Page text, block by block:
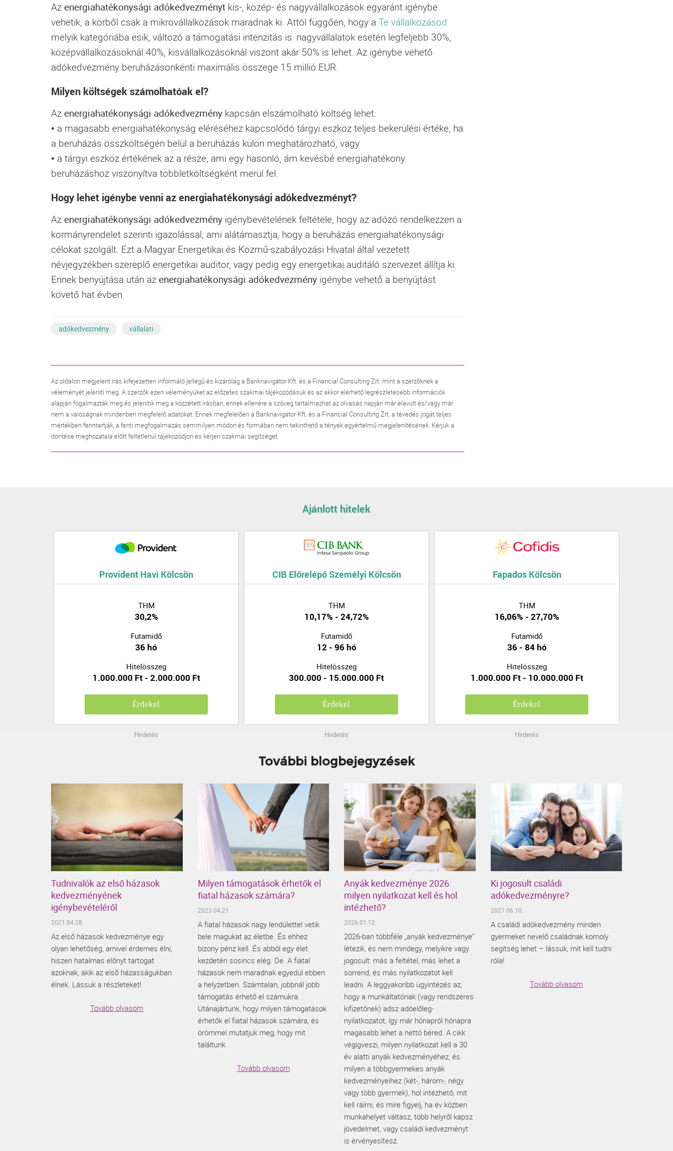
Azenergiahatékonysági adókedvezményt kis-, közép- és nagyvállalkozások egyaránt igénybe
vehetik, a körből csak a mikrovállalkozások maradnak ki. Attól függően, hogy a Te vállalkozásod
melyik kategóriába esik, változó a támogatási intenzitás is: nagyvállalatok esetén legfeljebb 30%,
középvállalkozásoknál 40%, kisvállalkozásoknál viszont akár 50% is lehet. Az igénybe vehető
adókedvezmény beruházásonkénti maximális összege 15 millió EUR.
Milyen költségek számolhatóak el?
Azenergiahatékonysági adókedvezmény kapcsán elszámolható költség lehet:
• a magasabb energiahatékonyság eléréséhez kapcsolódó tárgyi eszköz teljes bekerülési értéke, ha
a beruházás összköltségén belül a beruházás külön meghatározható, vagy
• a tárgyi eszköz értékének az a része, ami egy hasonló, ám kevésbé energiahatékony
beruházáshoz viszonyítva többletköltségként merül fel.
Hogy lehet igénybe venni az energiahatékonysági adókedvezményt?
Azenergiahatékonysági adókedvezmény igénybevételének feltétele, hogy az adózó rendelkezzen a
kormányrendelet szerinti igazolással, ami alátámasztja, hogy a beruházás energiahatékonysági
célokat szolgált. Ezt a Magyar Energetikai és Közmű-szabályozási Hivatal által vezetett
névjegyzékben szereplő energetikai auditor, vagy pedig egy energetikai auditáló szervezet állítja ki.
Ennek benyújtása után azenergiahatékonysági adókedvezmény igénybe vehető a benyújtást
követő hat évben.
adókedvezmény vállalati
Az oldalon megjelent írás kifejezetten informáló jellegű és kizárólag a Banknavigátor Kft. és a Financial Consulting Zrt. mint a szerzőknek a
véleményét jeleníti meg. A szerzők ezen véleményüket az előzetes szakmai tájékozódásuk és az akkor elérhető legrészletesebb információk
alapján fogalmazták meg és jelenítik meg a közzétett írásban, ennek ellenére a szöveg tartalmazhat az olvasás napján már elavult és/vagy már
nem a valóságnak mindenben megfelelő adatokat. Ennek megfelelően a Banknavigátor Kft. és a Financial Consulting Zrt. a tévedés jogát teljes
mértékben fenntartják, a fenti megfogalmazás semmilyen módon és formában nem tekinthető a tények egyértelmű megjelenítésének. Kérjük a
döntése meghozatala előtt feltétlenül tájékozódjon és kérjen szakmai segítséget.
Ajánlott hitelek
Provident Havi Kölcsön
THM
30,2%
Futamidő
36 hó
Hitelösszeg
1.000.000 Ft - 2.000.000 Ft
Érdekel
Hirdetés
CIB Előrelépő Személyi Kölcsön
THM
10,17% - 24,72%
Futamidő
12 - 96 hó
Hitelösszeg
300.000 - 15.000.000 Ft
Érdekel
Hirdetés
Fapados Kölcsön
THM
16,06% - 27,70%
Futamidő
36 - 84 hó
Hitelösszeg
1.000.000 Ft - 10.000.000 Ft
Érdekel
Hirdetés
További blogbejegyzések
Tudnivalók az első házasok
kedvezményének
igénybevételéről
2021.04.28.
Az első házasok kedvezménye egy
olyan lehetőség, amivel érdemes élni,
hiszen hatalmas előnyt tartogat
azoknak, akik az első házasságukban
élnek. Lássuk a részleteket!
Tovább olvasom
Milyen támogatások érhetők el
fiatal házasok számára?
2023.04.21.
A fiatal házasok nagy lendülettel vetik
bele magukat az életbe. És ehhez
bizony pénz kell. És abból egy élet
kezdetén sosincs elég. De. A fiatal
házasok nem maradnak egyedül ebben
a helyzetben. Számtalan, jobbnál jobb
támogatás érhető el számukra.
Utánajártunk, hogy milyen támogatások
érhetők el fiatal házasok számára, és
örömmel mutatjuk meg, hogy mit
találtunk.
Tovább olvasom
Anyák kedvezménye 2026:
milyen nyilatkozat kell és hol
intézhető?
2026.01.12.
2026-ban többféle „anyák kedvezménye”
létezik, és nem mindegy, melyikre vagy
jogosult: más a feltétel, más lehet a
sorrend, és más nyilatkozatot kell
leadni. A leggyakoribb ügyintézés az,
hogy a munkáltatónak (vagy rendszeres
kifizetőnek) adsz adóelőleg-
nyilatkozatot, így már hónapról hónapra
magasabb lehet a nettó béred. A cikk
végigveszi, milyen nyilatkozat kell a 30
év alatti anyák kedvezményéhez, és
milyen a többgyermekes anyák
kedvezményeihez (két-, három-, négy
vagy több gyermek), hol intézhető, mit
kell ráírni, és mire figyelj, ha év közben
munkahelyet váltasz, több helyről kapsz
jövedelmet, vagy családi kedvezményt
is érvényesítesz.
Ki jogosult családi
adókedvezményre?
2021.06.10.
A családi adókedvezmény minden
gyermeket nevelő családnak komoly
segítség lehet – lássuk, mit kell tudni
róla!
Tovább olvasom